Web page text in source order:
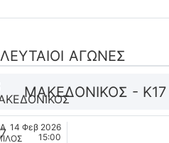
ΑΓΏΝΕΣ
ΜΑΚΕΔΟΝΙΚΟΣ - K17
14 Φεβ 2026
15:00